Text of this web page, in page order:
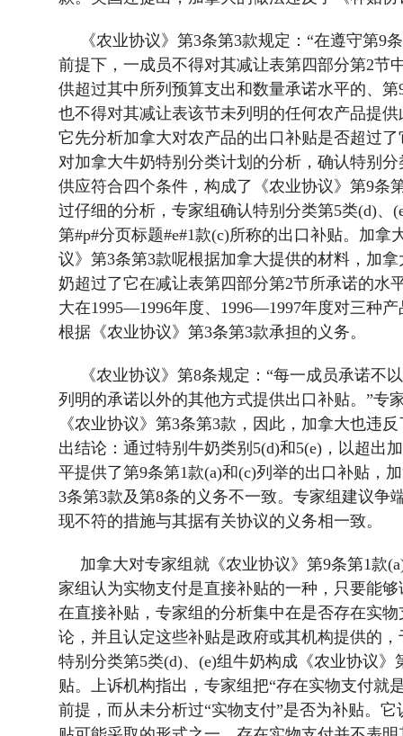
《农业协议》第3条第3款规定：“在遵守第9
前提下，一成员不得对其减让表第四部分第2节
供超过其中所列预算支出和数量承诺水平的、第
也不得对其减让表该节未列明的任何农产品提
它先分析加拿大对农产品的出口补贴是否超过
对加拿大牛奶特别分类计划的分析，确认特别分
供应符合四个条件，构成了《农业协议》第9条
过仔细的分析，专家组确认特别分类第5类(d)、
第#p#分页标题#e#1款(c)所称的出口补贴。加拿
议》第3条第3款呢根据加拿大提供的材料，加
奶超过了它在减让表第四部分第2节所承诺的水
大在1995—1996年度、 1996—1997年度对三种
根据《农业协议》第3条第3款承担的义务。
《农业协议》第8条规定：“每一成员承诺不
列明的承诺以外的其他方式提供出口补贴。”专
《农业协议》第3条第3款，因此，加拿大也违反
出结论：通过特别牛奶类别 5(d)和5(e) ，以超出
平提供了第9条第1款(a)和(c)列举的出口补贴，
3条第3款及第8条的义务不一致。专家组建议争
现不符的措施与其据有关协议的义务相一致。
加拿大对专家组就《农业协议》第9条第1款
家组认为实物支付是直接补贴的一种，只要能
在直接补贴，专家组的分析集中在是否存在实
论，并且认定这些补贴是政府或其机构提供的
特别分类第5类(d)、 (e)组牛奶构成《农业协议》
贴。上诉机构指出，专家组把“存在实物支付就
前提，而从未分析过“实物支付”是否为补贴。